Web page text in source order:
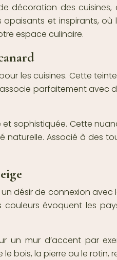
décoration des
et inspirants,
espace culinaire.
les cuisines. Cette
parfaitement
sophistiquée. Cette
naturelle. Associé à
désir de connexion
évoquent les
un mur d’accent par
bois, la pierre ou le rotin,